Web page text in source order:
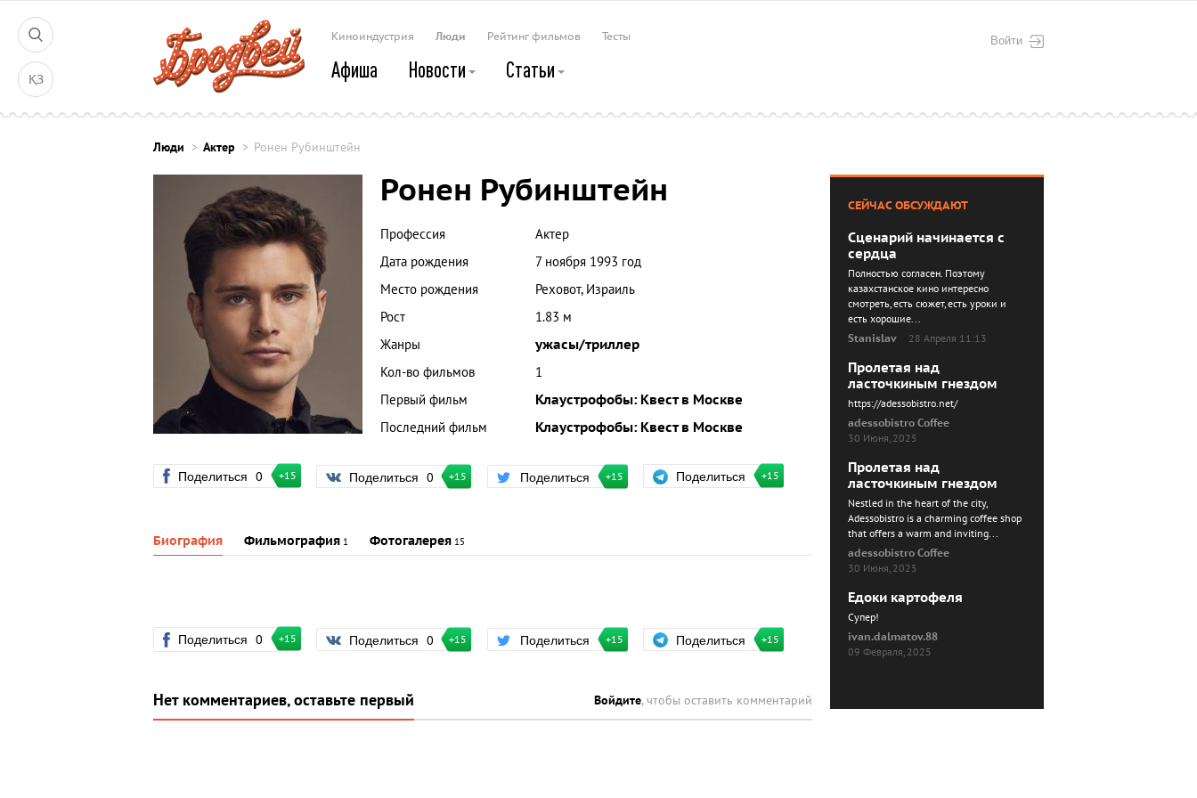
ҚЗ
Войти
Киноиндустрия Люди Рейтинг фильмов Тесты
Афиша Новости Статьи
Люди Актер Ронен Рубинштейн
Ронен Рубинштейн
Профессия
Актер
Дата рождения
7 ноября 1993 год
Место рождения
Реховот, Израиль
Рост
1.83 м
Жанры
ужасы/триллер
Кол-во фильмов
1
Первый фильм
Клаустрофобы: Квест в Москве
Последний фильм
Клаустрофобы: Квест в Москве
Поделиться 0 +15 Поделиться 0 +15 Поделиться +15 Поделиться +15
Биография Фильмография 1 Фотогалерея 15
Поделиться 0 +15 Поделиться 0 +15 Поделиться +15 Поделиться +15
Нет комментариев, оставьте первый Войдите, чтобы оставить комментарий
СЕЙЧАС ОБСУЖДАЮТ
Сценарий начинается с
сердца
Полностью согласен. Поэтому
казахстанское кино интересно
смотреть, есть сюжет, есть уроки и
есть хорошие...
Stanislav
28 Апреля 11:13
Пролетая над
ласточкиным гнездом
https://adessobistro.net/
adessobistro Coffee
30 Июня, 2025
Пролетая над
ласточкиным гнездом
Nestled in the heart of the city,
Adessobistro is a charming coffee shop
that offers a warm and inviting...
adessobistro Coffee
30 Июня, 2025
Едоки картофеля
Cупер!
ivan.dalmatov.88
09 Февраля, 2025